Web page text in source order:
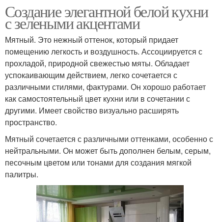
Создание элегантной белой кухни
с зелеными акцентами
Мятный. Это нежный оттенок, который придает
помещению легкость и воздушность. Ассоциируется с
прохладой, природной свежестью мяты. Обладает
успокаивающим действием, легко сочетается с
различными стилями, фактурами. Он хорошо работает
как самостоятельный цвет кухни или в сочетании с
другими. Имеет свойство визуально расширять
пространство.
Мятный сочетается с различными оттенками, особенно с
нейтральными. Он может быть дополнен белым, серым,
песочным цветом или тонами для создания мягкой
палитры.